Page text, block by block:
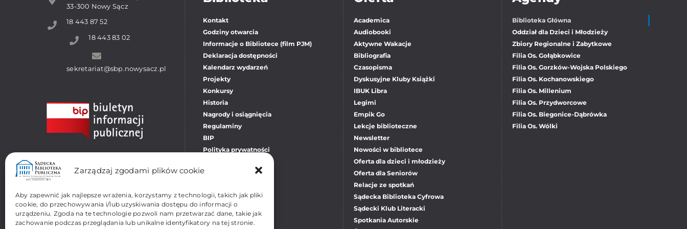
Zarządzaj zgodami plików cookie
Aby zapewnić jak najlepsze wrażenia, korzystamy z technologii, takich jak pliki
cookie, do przechowywania i/lub uzyskiwania dostępu do informacji o
urządzeniu. Zgoda na te technologie pozwoli nam przetwarzać dane, takie jak
zachowanie podczas przeglądania lub unikalne identyfikatory na tej stronie.
33-300 Nowy Sącz
18 443 87 52
18 443 83 02
sekretariat@sbp.nowysacz.pl
Kontakt
Godziny otwarcia
Informacje o Bibliotece (film PJM)
Deklaracja dostępności
Kalendarz wydarzeń
Projekty
Konkursy
Historia
Nagrody i osiągnięcia
Regulaminy
BIP
Polityka prywatności
Academica
Audiobooki
Aktywne Wakacje
Bibliografia
Czasopisma
Dyskusyjne Kluby Książki
IBUK Libra
Legimi
Empik Go
Lekcje biblioteczne
Newsletter
Nowości w bibliotece
Oferta dla dzieci i młodzieży
Oferta dla Seniorów
Relacje ze spotkań
Sądecka Biblioteka Cyfrowa
Sądecki Klub Literacki
Spotkania Autorskie
Biblioteka Główna
Oddział dla Dzieci i Młodzieży
Zbiory Regionalne i Zabytkowe
Filia Os. Gołąbkowice
Filia Os. Gorzków-Wojska Polskiego
Filia Os. Kochanowskiego
Filia Os. Millenium
Filia Os. Przydworcowe
Filia Os. Biegonice-Dąbrówka
Filia Os. Wólki